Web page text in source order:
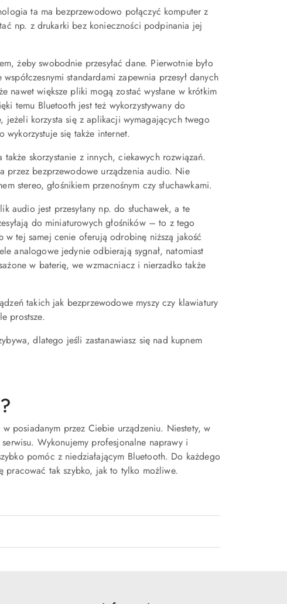
ta ma bezprzewodowo połączyć komputer z
np. z drukarki bez konieczności podpinania jej
żeby swobodnie przesyłać dane. Pierwotnie było
standardami zapewnia przesył danych
większe pliki mogą zostać wysłane w krótkim
temu Bluetooth jest też wykorzystywany do
korzysta się z aplikacji wymagających twego
się także internet.
skorzystanie z innych, ciekawych rozwiązań.
przez bezprzewodowe urządzenia audio. Nie
stereo, głośnikiem przenośnym czy słuchawkami.
audio jest przesyłany np. do słuchawek, a te
do miniaturowych głośników – to z tego
w tej samej cenie oferują odrobinę niższą jakość
analogowe jedynie odbierają sygnał, natomiast
w baterię, we wzmacniacz i nierzadko także
takich jak bezprzewodowe myszy czy klawiatury
prostsze.
dlatego jeśli zastanawiasz się nad kupnem
posiadanym przez Ciebie urządzeniu. Niestety, w
Wykonujemy profesjonalne naprawy i
pomóc z niedziałającym Bluetooth. Do każdego
pracować tak szybko, jak to tylko możliwe.